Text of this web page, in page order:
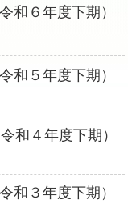
和６年度下期）
和５年度下期）
和４年度下期）
和３年度下期）